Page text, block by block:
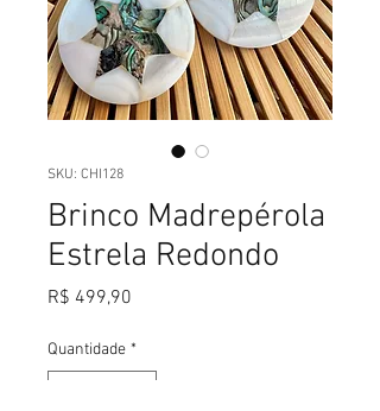
SKU: CHI128
Brinco Madrepérola
Estrela Redondo
R$ 499,90
Quantidade *